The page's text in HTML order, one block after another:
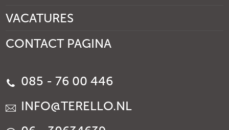
VACATURES
CONTACT PAGINA
085 - 76 00 446
INFO@TERELLO.NL